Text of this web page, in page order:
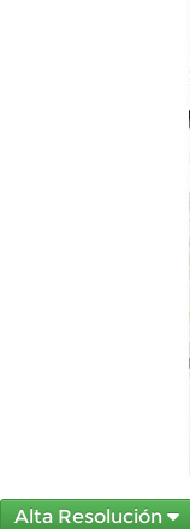
Alta Resolución